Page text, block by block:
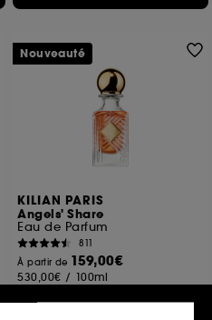
KILIAN PARIS
Angels' Share
Eau de Parfum
811
À partir de 159,00€
530,00€ / 100ml
Nouveauté